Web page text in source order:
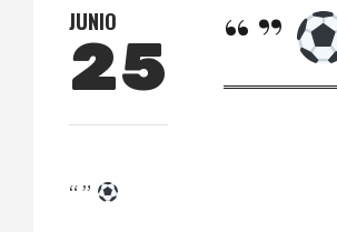
JUNIO
25 “ ”
“ ”